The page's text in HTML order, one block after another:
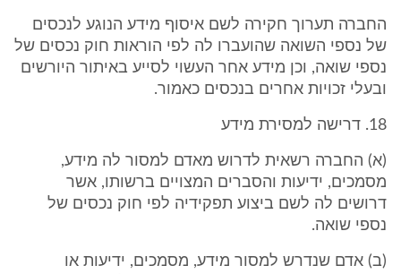
החברה תערוך חקירה לשם איסוף מידע הנוגע לנכסים
של נספי השואה שהועברו לה לפי הוראות חוק נכסים של
נספי שואה, וכן מידע אחר העשוי לסייע באיתור היורשים
ובעלי זכויות אחרים בנכסים כאמור.
18. דרישה למסירת מידע
(א) החברה רשאית לדרוש מאדם למסור לה מידע,
מסמכים, ידיעות והסברים המצויים ברשותו, אשר
דרושים לה לשם ביצוע תפקידיה לפי חוק נכסים של
נספי שואה.
(ב) אדם שנדרש למסור מידע, מסמכים, ידיעות או